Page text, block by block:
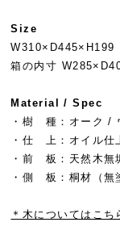
Size
W310×D445×H199
箱の内寸
Material / Spec
・樹 種：オーク /
・仕 上：オイル仕
・前 板：天然木無
・側 板：桐材（無
＊木についてはこち